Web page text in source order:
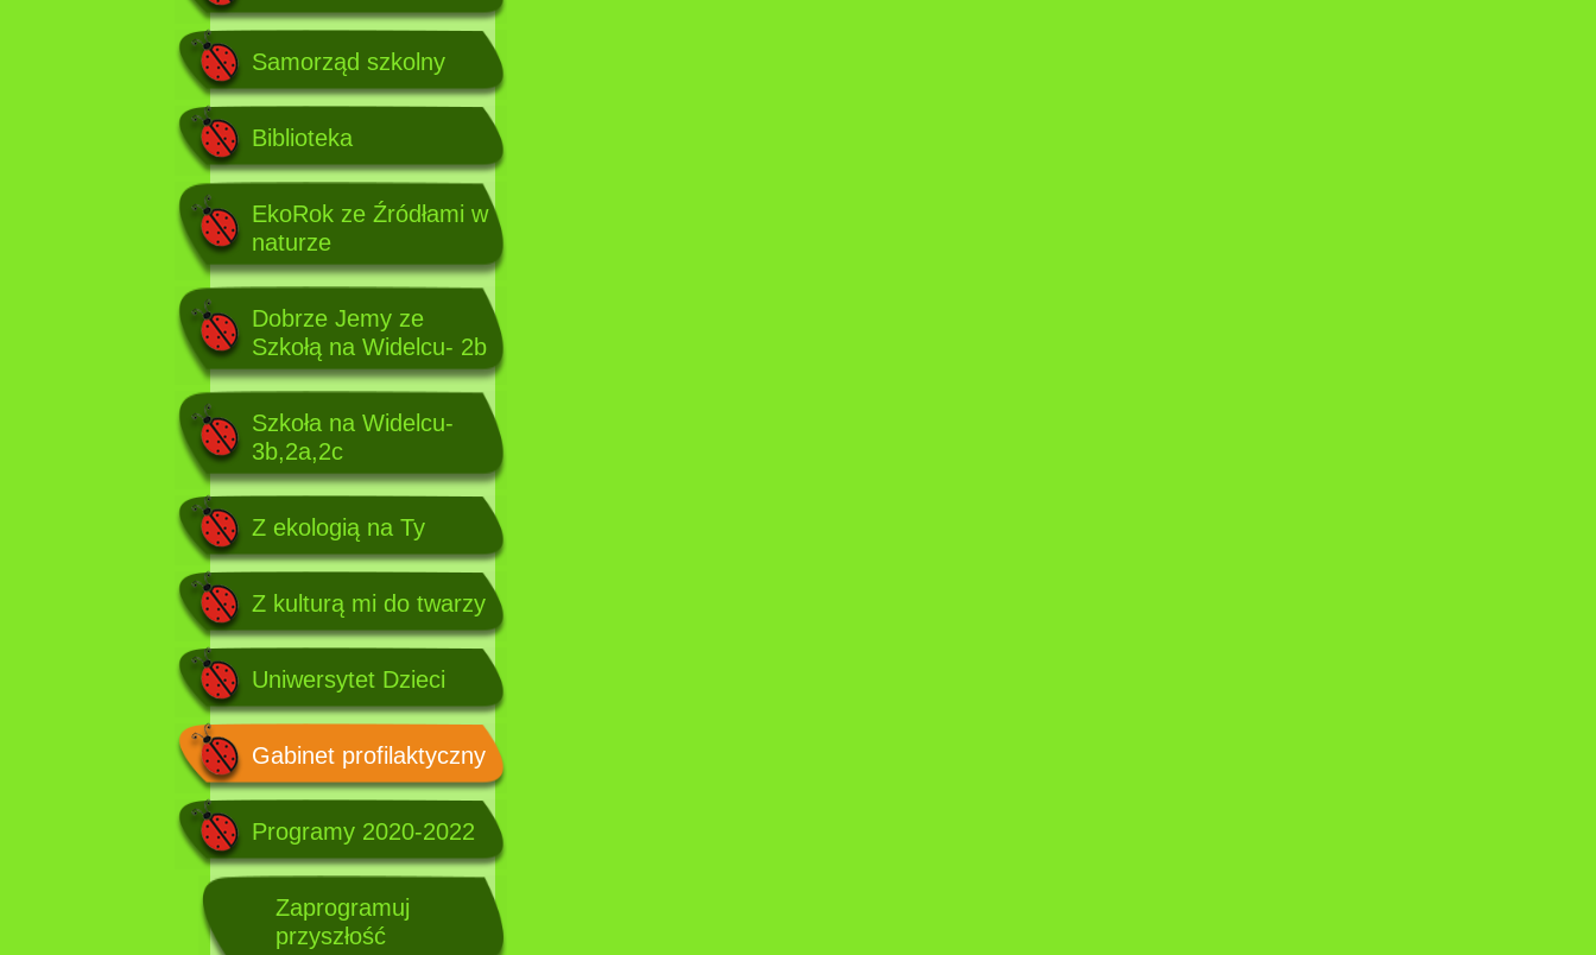
Samorząd szkolny
Biblioteka
EkoRok ze Źródłami w
naturze
Dobrze Jemy ze
Szkołą na Widelcu- 2b
Szkoła na Widelcu-
3b,2a,2c
Z ekologią na Ty
Z kulturą mi do twarzy
Uniwersytet Dzieci
Gabinet profilaktyczny
Programy 2020-2022
Zaprogramuj
przyszłość